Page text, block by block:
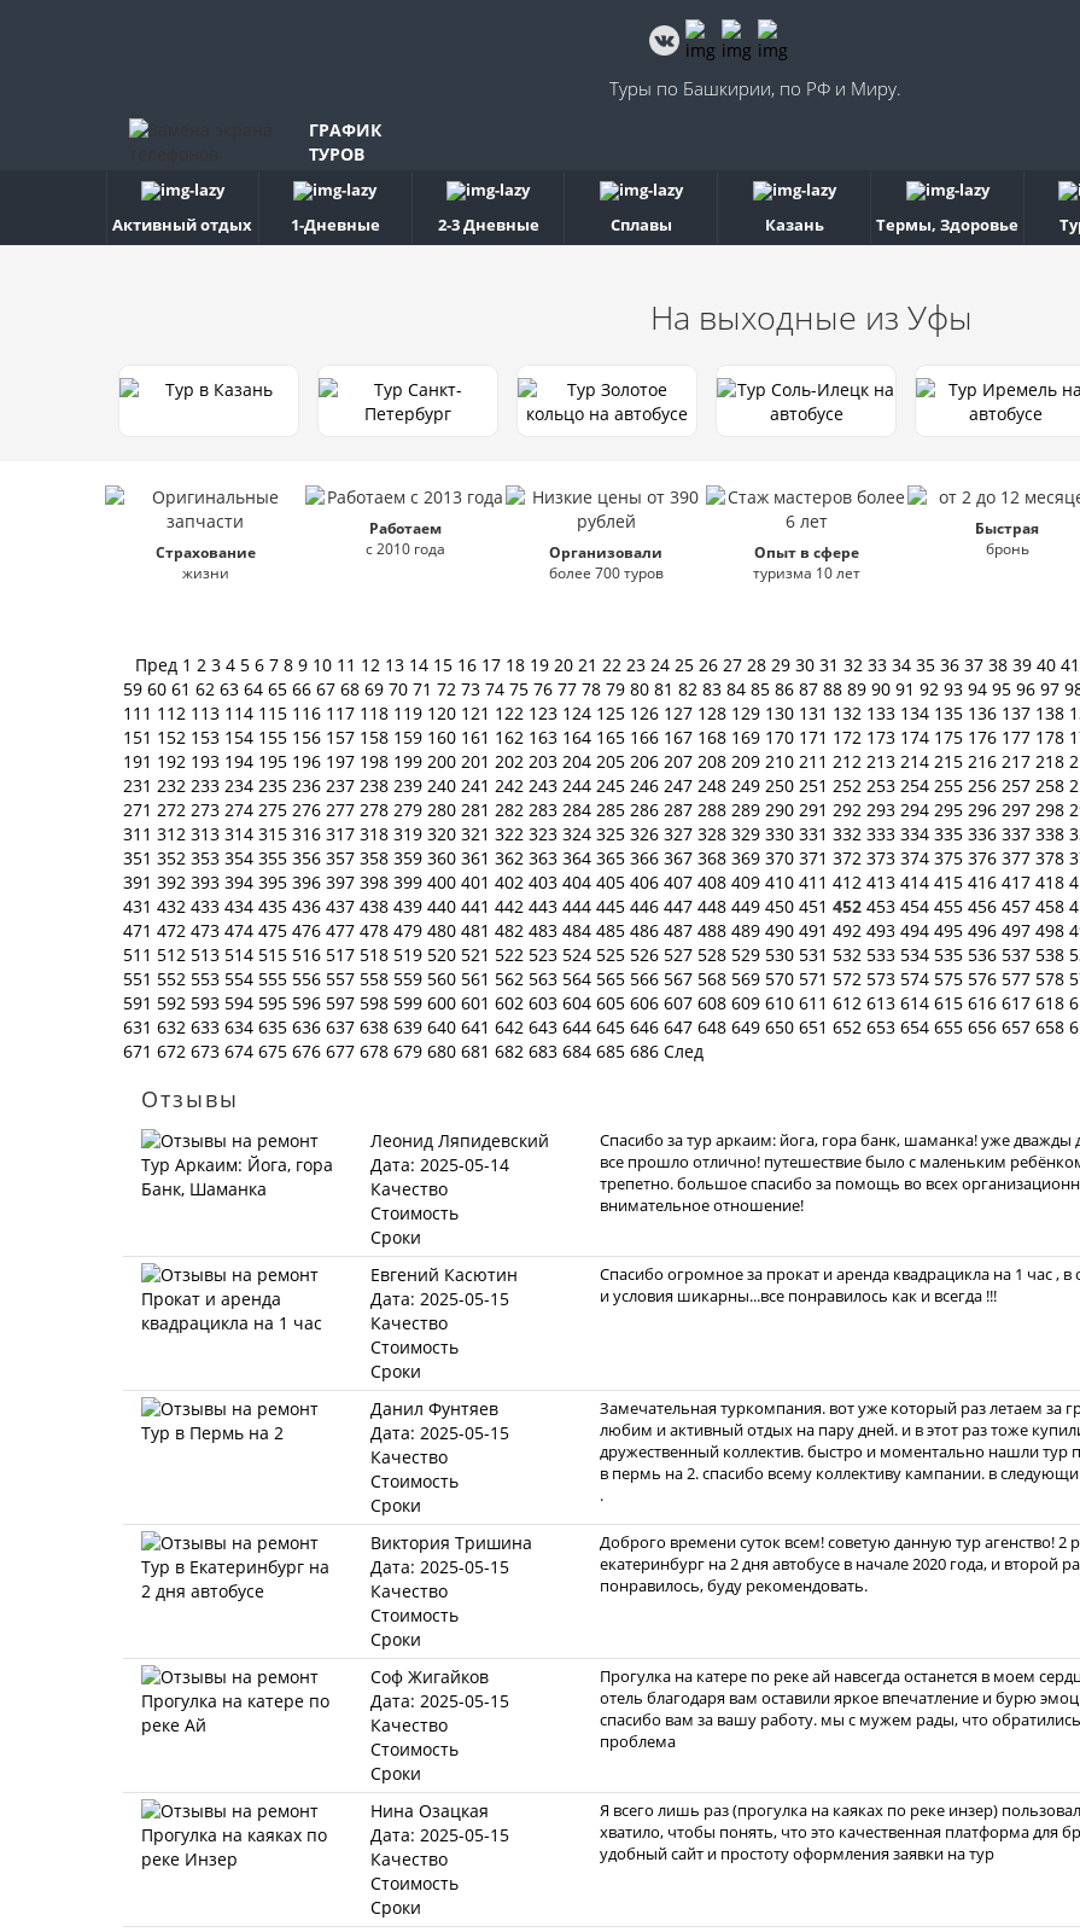
Туры по Башкирии, по РФ и Миру.
ГРАФИК
ТУРОВ
Активный отдых 1-Дневные 2-3 Дневные Сплавы Казань Термы, Здоровье
На выходные из Уфы
Страхование
жизни
Работаем
с 2010 года
Организовали
более 700 туров
Опыт в сфере
туризма 10 лет
Быстрая
бронь
Пред 1 2 3 4 5 6 7 8 9 10 11 12 13 14 15 16 17 18 19 20 21 22 23 24 25 26 27 28 29 30 31 32 33 34 35 36 37 38 39 40 41
59 60 61 62 63 64 65 66 67 68 69 70 71 72 73 74 75 76 77 78 79 80 81 82 83 84 85 86 87 88 89 90 91 92 93 94 95 96 97
111 112 113 114 115 116 117 118 119 120 121 122 123 124 125 126 127 128 129 130 131 132 133 134 135 136 137 138
151 152 153 154 155 156 157 158 159 160 161 162 163 164 165 166 167 168 169 170 171 172 173 174 175 176 177 178
191 192 193 194 195 196 197 198 199 200 201 202 203 204 205 206 207 208 209 210 211 212 213 214 215 216 217 218
231 232 233 234 235 236 237 238 239 240 241 242 243 244 245 246 247 248 249 250 251 252 253 254 255 256 257 258
271 272 273 274 275 276 277 278 279 280 281 282 283 284 285 286 287 288 289 290 291 292 293 294 295 296 297 298
311 312 313 314 315 316 317 318 319 320 321 322 323 324 325 326 327 328 329 330 331 332 333 334 335 336 337 338
351 352 353 354 355 356 357 358 359 360 361 362 363 364 365 366 367 368 369 370 371 372 373 374 375 376 377 378
391 392 393 394 395 396 397 398 399 400 401 402 403 404 405 406 407 408 409 410 411 412 413 414 415 416 417 418
431 432 433 434 435 436 437 438 439 440 441 442 443 444 445 446 447 448 449 450 451 452 453 454 455 456 457 458
471 472 473 474 475 476 477 478 479 480 481 482 483 484 485 486 487 488 489 490 491 492 493 494 495 496 497 498
511 512 513 514 515 516 517 518 519 520 521 522 523 524 525 526 527 528 529 530 531 532 533 534 535 536 537 538
551 552 553 554 555 556 557 558 559 560 561 562 563 564 565 566 567 568 569 570 571 572 573 574 575 576 577 578
591 592 593 594 595 596 597 598 599 600 601 602 603 604 605 606 607 608 609 610 611 612 613 614 615 616 617 618
631 632 633 634 635 636 637 638 639 640 641 642 643 644 645 646 647 648 649 650 651 652 653 654 655 656 657 658
671 672 673 674 675 676 677 678 679 680 681 682 683 684 685 686 След
Отзывы
Леонид Ляпидевский
Дата: 2025-05-14
Качество
Стоимость
Сроки
Спасибо за тур аркаим: йога, гора банк, шаманка! уже
все прошло отлично! путешествие было с маленьким
трепетно. большое спасибо за помощь во всех
внимательное отношение!
Евгений Касютин
Дата: 2025-05-15
Качество
Стоимость
Сроки
Спасибо огромное за прокат и аренда квадрацикла на 1 час ,
и условия шикарны...все понравилось как и всегда !!!
Данил Фунтяев
Дата: 2025-05-15
Качество
Стоимость
Сроки
Замечательная туркомпания. вот уже который раз летаем за
любим и активный отдых на пару дней. и в этот раз тоже
дружественный коллектив. быстро и моментально нашли
в пермь на 2. спасибо всему коллективу кампании. в
.
Виктория Тришина
Дата: 2025-05-15
Качество
Стоимость
Сроки
Доброго времени суток всем! советую данную тур агенство!
екатеринбург на 2 дня автобусе в начале 2020 года, и
понравилось, буду рекомендовать.
Соф Жигайков
Дата: 2025-05-15
Качество
Стоимость
Сроки
Прогулка на катере по реке ай навсегда останется в моем
отель благодаря вам оставили яркое впечатление и бурю
спасибо вам за вашу работу. мы с мужем рады, что
проблема
Нина Озацкая
Дата: 2025-05-15
Качество
Стоимость
Сроки
Я всего лишь раз (прогулка на каяках по реке инзер)
хватило, чтобы понять, что это качественная платформа для
удобный сайт и простоту оформления заявки на тур